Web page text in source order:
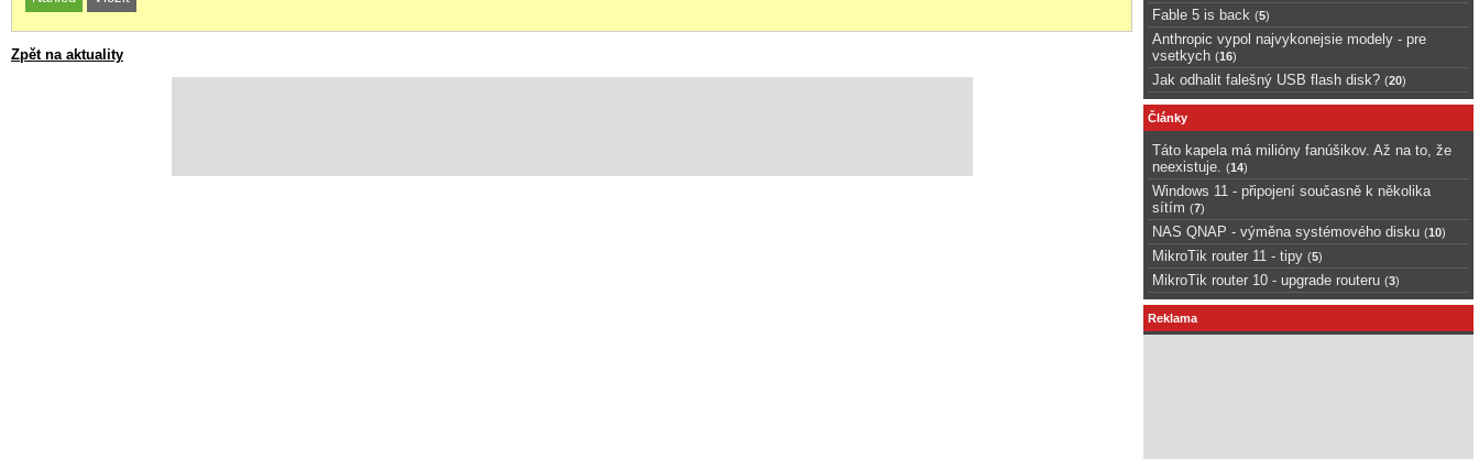
Zpět na aktuality
Fable 5 is back (5)
Anthropic vypol najvykonejsie modely - pre
vsetkych (16)
Jak odhalit falešný USB flash disk? (20)
Články
Táto kapela má milióny fanúšikov. Až na to, že
neexistuje.
(14)
Windows 11 - připojení současně k několika
sítím (7)
NAS QNAP - výměna systémového disku (10)
MikroTik router 11 - tipy (5)
MikroTik router 10 - upgrade routeru (3)
Reklama